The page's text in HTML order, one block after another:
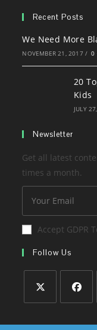
a
tab
Recent Posts
We Need More
NOVEMBER 21, 2017 / 0
20
Kids
JULY
Newsletter
Get all latest
times a month.
Accept GDPR
Follow Us
in
in